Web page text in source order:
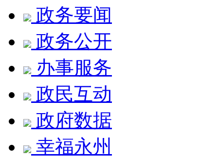
政务要闻
政务公开
办事服务
政民互动
政府数据
幸福永州